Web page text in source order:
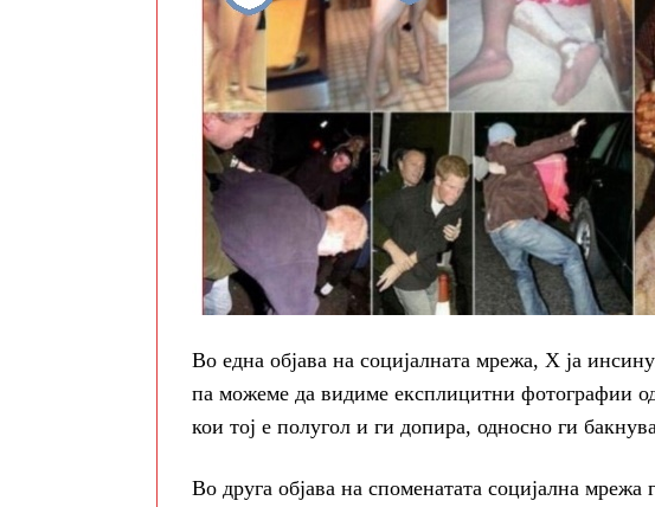
Во една објава на социјалната мрежа, Х ја
па можеме да видиме експлицитни фотографии
кои тој е полугол и ги допира, односно ги
Во друга објава на споменатата социјална